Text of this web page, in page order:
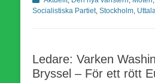
Socialistiska Partiet, Stockholm
Ledare: Varken
Bryssel – För ett rött